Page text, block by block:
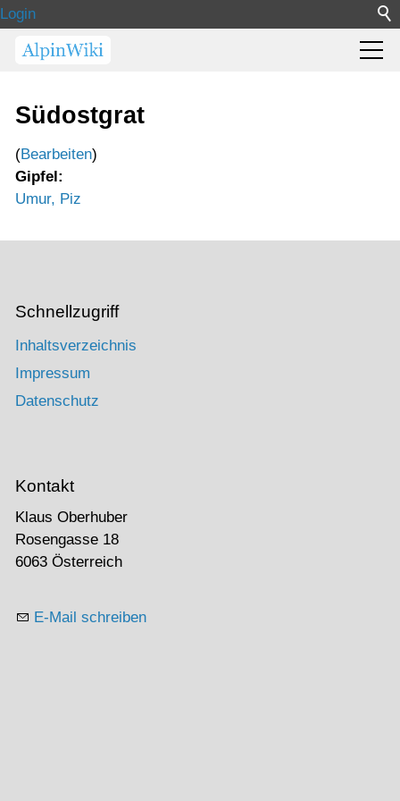
Login
Südostgrat
(Bearbeiten)
Gipfel:
Umur, Piz
Schnellzugriff
Inhaltsverzeichnis
Impressum
Datenschutz
Kontakt
Klaus Oberhuber
Rosengasse 18
6063 Österreich
E-Mail schreiben